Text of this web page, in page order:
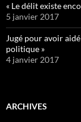
« Le délit existe
5 janvier 2017
Jugé pour avoir
politique »
4 janvier 2017
ARCHIVES